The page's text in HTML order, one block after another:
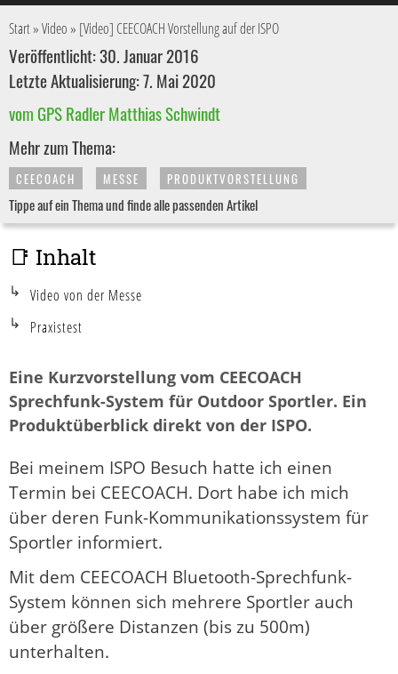
Start»Video» [Video] CEECOACH Vorstellung auf der ISPO
Veröffentlicht: 30. Januar 2016
Letzte Aktualisierung: 7. Mai 2020
vom GPS Radler Matthias Schwindt
Mehr zum Thema:
CEECOACH MESSE PRODUKTVORSTELLUNG
Tippe auf ein Thema und finde alle passenden Artikel
Eine Kurzvorstellung vom CEECOACH
Sprechfunk-System für Outdoor Sportler. Ein
Produktüberblick direkt von der ISPO.
Bei meinem ISPO Besuch hatte ich einen
Termin bei CEECOACH. Dort habe ich mich
über deren Funk-Kommunikationssystem für
Sportler informiert.
Mit dem CEECOACH Bluetooth-Sprechfunk-
System können sich mehrere Sportler auch
über größere Distanzen (bis zu 500m)
unterhalten.
📑 Inhalt
Video von der Messe
Praxistest